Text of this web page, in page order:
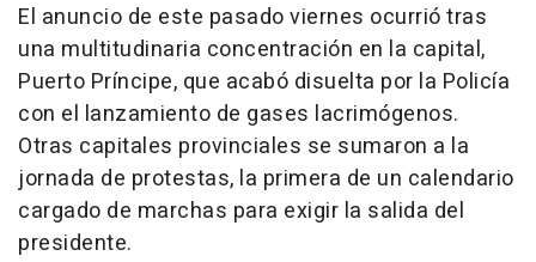
El anuncio de este pasado viernes ocurrió tras
una multitudinaria concentración en la capital,
Puerto Príncipe, que acabó disuelta por la Policía
con el lanzamiento de gases lacrimógenos.
Otras capitales provinciales se sumaron a la
jornada de protestas, la primera de un calendario
cargado de marchas para exigir la salida del
presidente.